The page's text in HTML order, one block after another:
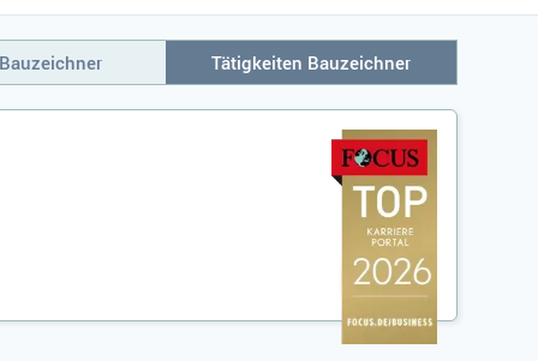
Tätigkeiten Bauzeichner